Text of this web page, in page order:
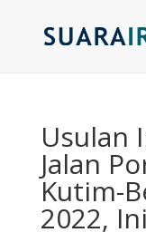
Usulan
Jalan
Kutim-
2022,